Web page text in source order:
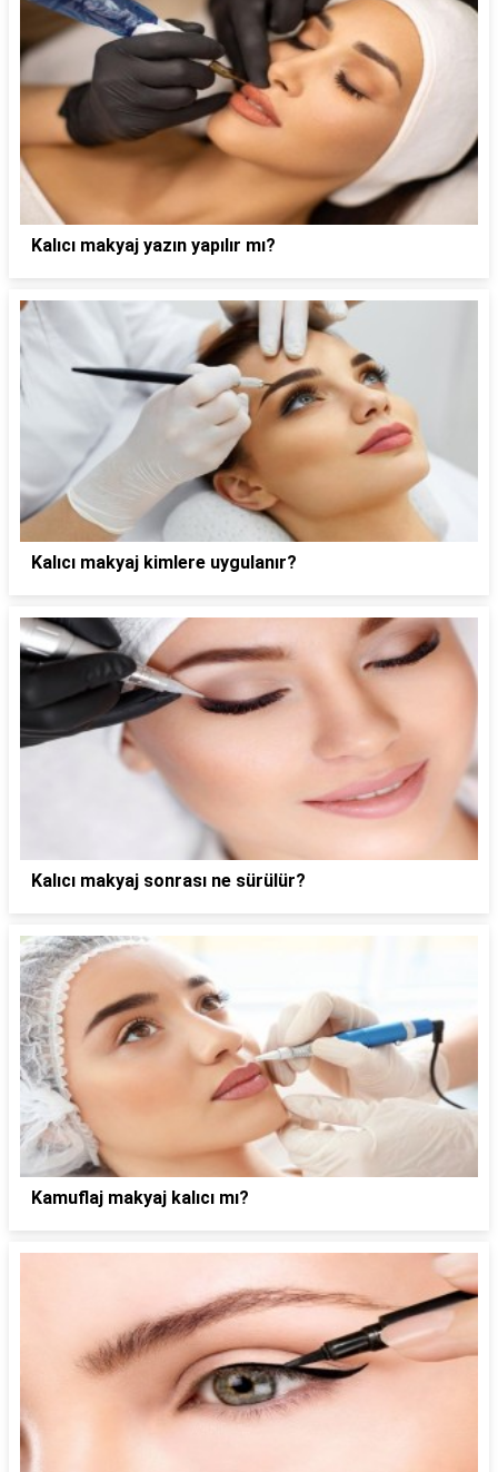
Kalıcı makyaj yazın yapılır mı?
Kalıcı makyaj kimlere uygulanır?
Kalıcı makyaj sonrası ne sürülür?
Kamuflaj makyaj kalıcı mı?